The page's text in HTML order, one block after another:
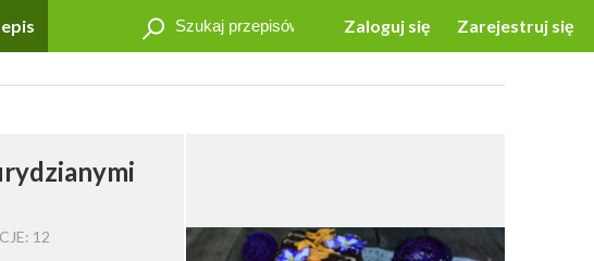
Zaloguj się Zarejestruj się
12